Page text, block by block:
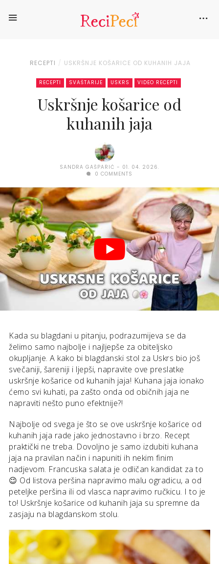
RECEPTI USKRŠNJE KOŠARICE OD KUHANIH JAJA
RECEPTI SVAŠTARIJE USKRS VIDEO RECEPTI
Uskršnje košarice od
kuhanih jaja
SANDRA GAŠPARIĆ
01. 04. 2026.
0 COMMENTS
Kada su blagdani u pitanju, podrazumijeva se da
želimo samo najbolje i najljepše za obiteljsko
okupljanje. A kako bi blagdanski stol za Uskrs bio još
svečaniji, šareniji i ljepši, napravite ove preslatke
uskršnje košarice od kuhanih jaja! Kuhana jaja ionako
ćemo svi kuhati, pa zašto onda od običnih jaja ne
napraviti nešto puno efektnije?!
Najbolje od svega je što se ove uskršnje košarice od
kuhanih jaja rade jako jednostavno i brzo. Recept
praktički ne treba. Dovoljno je samo izdubiti kuhana
jaja na pravilan način i napuniti ih nekim finim
nadjevom. Francuska salata je odličan kandidat za to
😉 Od listova peršina napravimo malu ogradicu, a od
peteljke peršina ili od vlasca napravimo ručkicu. I to je
to! Uskršnje košarice od kuhanih jaja su spremne da
zasjaju na blagdanskom stolu.